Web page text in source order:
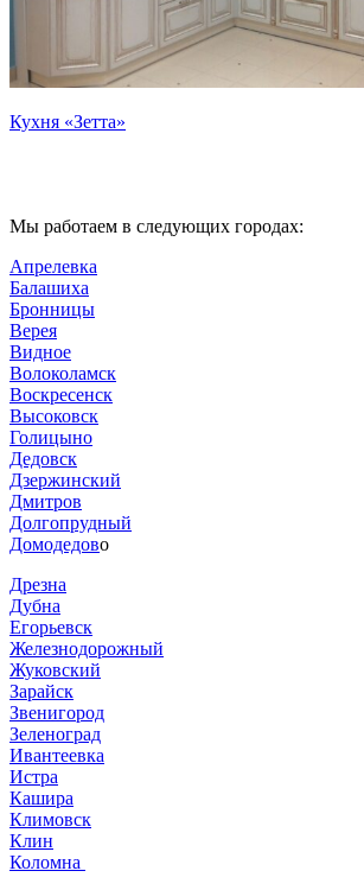
Кухня «Зетта»
Мы работаем в следующих городах:
Апрелевка
Балашиха
Бронницы
Верея
Видное
Волоколамск
Воскресенск
Высоковск
Голицыно
Дедовск
Дзержинский
Дмитров
Долгопрудный
Домодедово
Дрезна
Дубна
Егорьевск
Железнодорожный
Жуковский
Зарайск
Звенигород
Зеленоград
Ивантеевка
Истра
Кашира
Климовск
Клин
Коломна